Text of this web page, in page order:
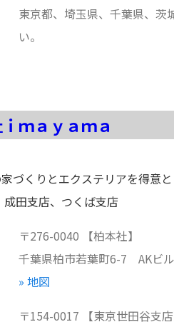
東京都、埼玉県、千葉県、茨
い。
ｍａｙａｍａ
づくりとエクステリアを得意
田支店、つくば支店
〒276-0040
【柏本社】
千葉県柏市若葉町6-7 AKビ
» 地図
〒154-0017 【東京世田谷支店